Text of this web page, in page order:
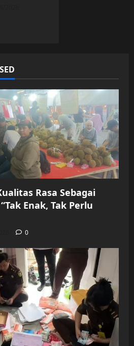
Rasa Sebagai
Enak, Tak Perlu
0